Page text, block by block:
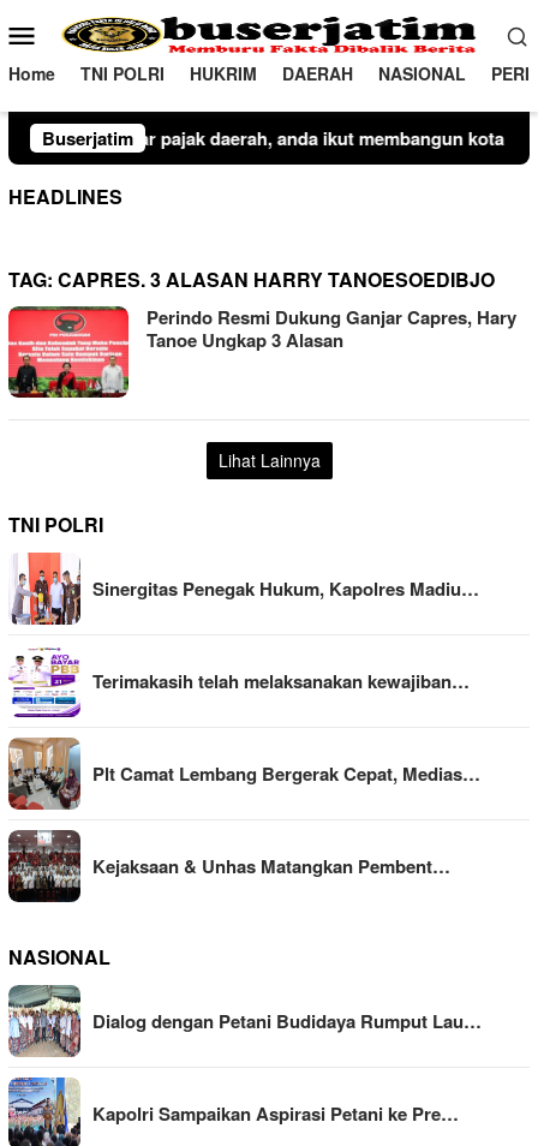
ke
konten
Menu
Mobile
Home TNI POLRI HUKRIM DAERAH NASIONAL
Buserjatim
anda ikut membangun kota kediri Plt Camat
HEADLINES
TAG: CAPRES. 3 ALASAN HARRY TANOESOEDIBJO
Perindo Resmi Dukung Ganjar Capres, Hary
Tanoe Ungkap 3 Alasan
Lihat Lainnya
TNI POLRI
Sinergitas Penegak Hukum, Kapolres Madiu…
Terimakasih telah melaksanakan kewajiban…
Plt Camat Lembang Bergerak Cepat, Medias…
Kejaksaan & Unhas Matangkan Pembent…
NASIONAL
Dialog dengan Petani Budidaya Rumput Lau…
Kapolri Sampaikan Aspirasi Petani ke Pre…